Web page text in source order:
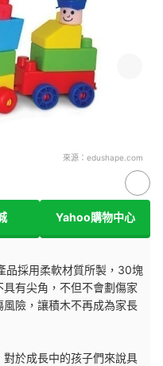
來源： edushape.com
Yahoo購物中心
品採用柔軟材質所製，30塊
有尖角，不但不會劃傷家
險，讓積木不再成為家長
於成長中的孩子們來說具